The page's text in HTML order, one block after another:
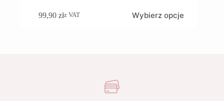
99,90złz VAT Wybierz opcje